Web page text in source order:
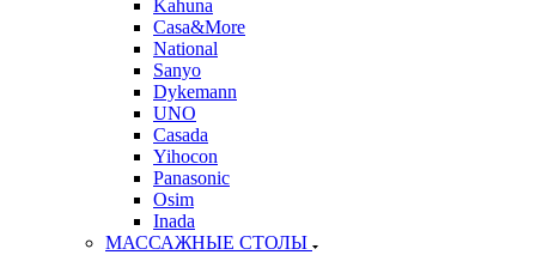
Kahuna
Casa&More
National
Sanyo
Dykemann
UNO
Casada
Yihocon
Panasonic
Osim
Inada
МАССАЖНЫЕ СТОЛЫ